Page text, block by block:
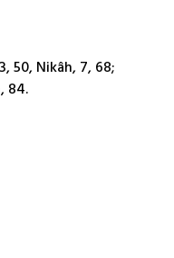
50, Nikâh, 7, 68;
84.